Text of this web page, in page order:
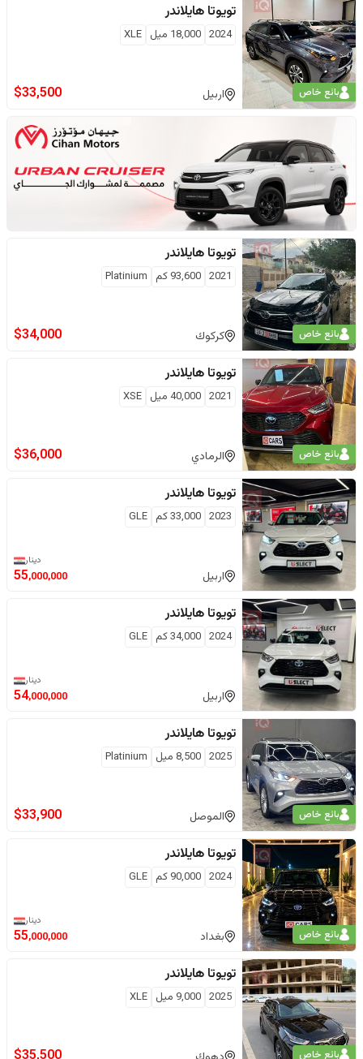
بائع خاص
تويوتا هايلاندر
2024
18,000 ميل XLE
اربيل $33,500
بائع خاص
تويوتا هايلاندر
2021
93,600 كم Platinium
كركوك $34,000
بائع خاص
تويوتا هايلاندر
2021
40,000 ميل XSE
الرمادي $36,000
تويوتا هايلاندر
2023
33,000كم GLE
اربيل
دينار
55,000,000
تويوتا هايلاندر
2024
34,000كم GLE
اربيل
دينار
54,000,000
بائع خاص
تويوتا هايلاندر
2025
8,500 ميل Platinium
الموصل $33,900
بائع خاص
تويوتا هايلاندر
2024
90,000 كم GLE
بغداد
دينار
55,000,000
بائع خاص
تويوتا هايلاندر
2025
9,000 ميل XLE